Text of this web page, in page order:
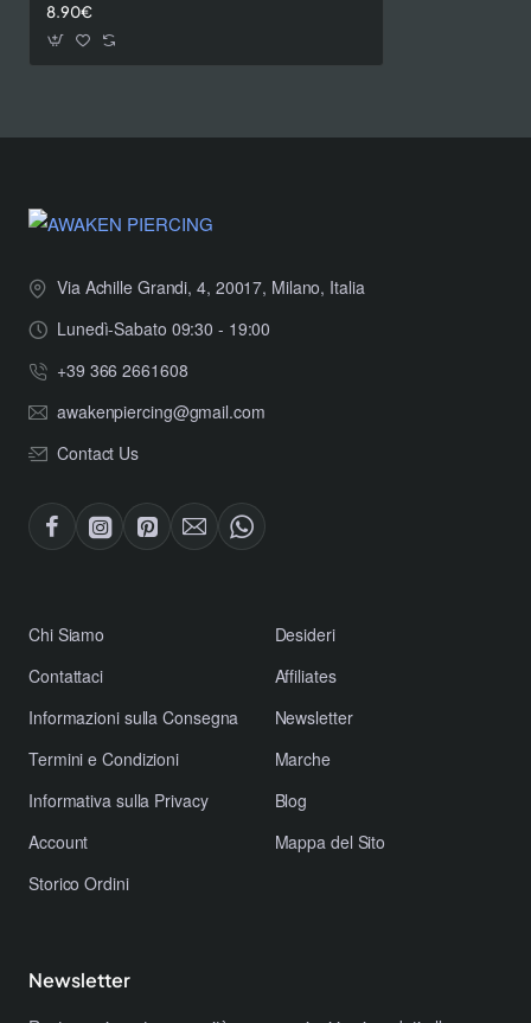
8.90€
Via Achille Grandi, 4, 20017, Milano, Italia
Lunedì-Sabato 09:30 - 19:00
+39 366 2661608
awakenpiercing@gmail.com
Contact Us
​Chi Siamo
Contattaci
​Informazioni sulla Consegna
​Termini e Condizioni
​Informativa sulla Privacy
Account
Storico Ordini
Desideri
Affiliates
Newsletter
Marche
Blog
Mappa del Sito
Newsletter